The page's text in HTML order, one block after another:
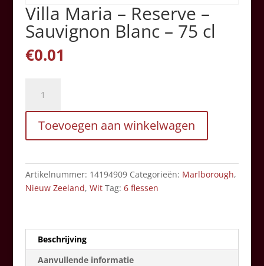
Villa Maria – Reserve –
Sauvignon Blanc – 75 cl
€0.01
Maria
-
Reserve
-
Blanc
-
75
Toevoegen aan winkelwagen
Artikelnummer: 14194909 Categorieën: Marlborough,
Nieuw Zeeland, Wit Tag: 6 flessen
Beschrijving
Aanvullende informatie